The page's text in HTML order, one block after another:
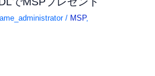
/ MSP,